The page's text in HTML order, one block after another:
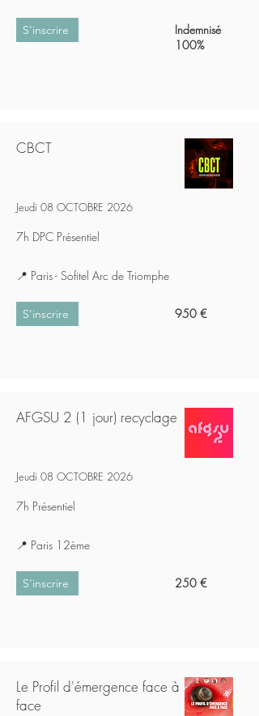
S'inscrire
Indemnisé
100%
CBCT
Jeudi 08 OCTOBRE 2026
7h DPC Présentiel
📍 Paris - Sofitel Arc de Triomphe
S'inscrire 950 €
AFGSU 2 (1 jour) recyclage
Jeudi 08 OCTOBRE 2026
7h Présentiel
📍 Paris 12ème
S'inscrire 250 €
Le Profil d'émergence face à
face